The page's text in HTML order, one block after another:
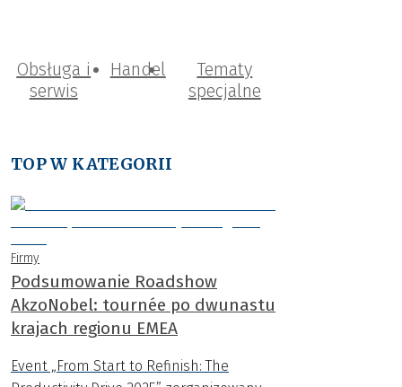
Obsługa i
serwis
Handel
Tematy
specjalne
TOP W KATEGORII
Firmy
Podsumowanie Roadshow
AkzoNobel: tournée po dwunastu
krajach regionu EMEA
Event „From Start to Refinish: The